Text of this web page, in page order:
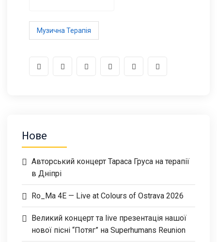
Музична Терапія
Нове
Авторський концерт Тараса Груса на терапії
в Дніпрі
Ro_Ma 4E — Live at Colours of Ostrava 2026
Великий концерт та live презентація нашої
нової пісні “Потяг” на Superhumans Reunion